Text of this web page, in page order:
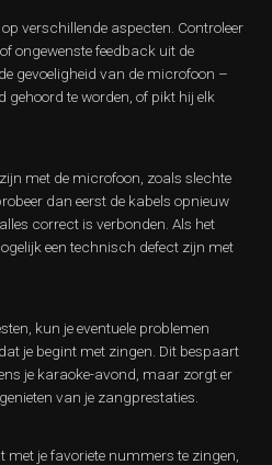
verschillende aspecten. Controleer
ongewenste feedback uit de
gevoeligheid van de microfoon –
gehoord te worden, of pikt hij elk
met de microfoon, zoals slechte
dan eerst de kabels opnieuw
correct is verbonden. Als het
een technisch defect zijn met
kun je eventuele problemen
je begint met zingen. Dit bespaart
je karaoke-avond, maar zorgt er
van je zangprestaties.
je favoriete nummers te zingen,